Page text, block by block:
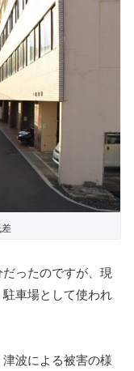
ったのですが、現
車場として使われ
波による被害の様